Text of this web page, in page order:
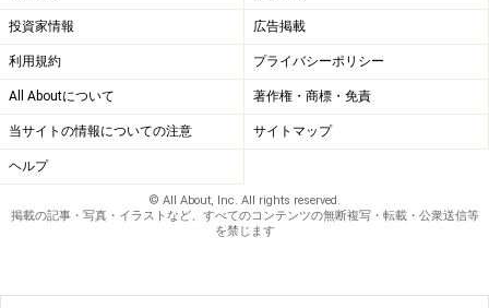
投資家情報 広告掲載
利用規約 プライバシーポリシー
All Aboutについて 著作権・商標・免責
当サイトの情報についての注意 サイトマップ
ヘルプ
© All About, Inc. All rights reserved.
掲載の記事・写真・イラストなど、すべてのコンテンツの無断複写・転載・公衆送信等
を禁じます